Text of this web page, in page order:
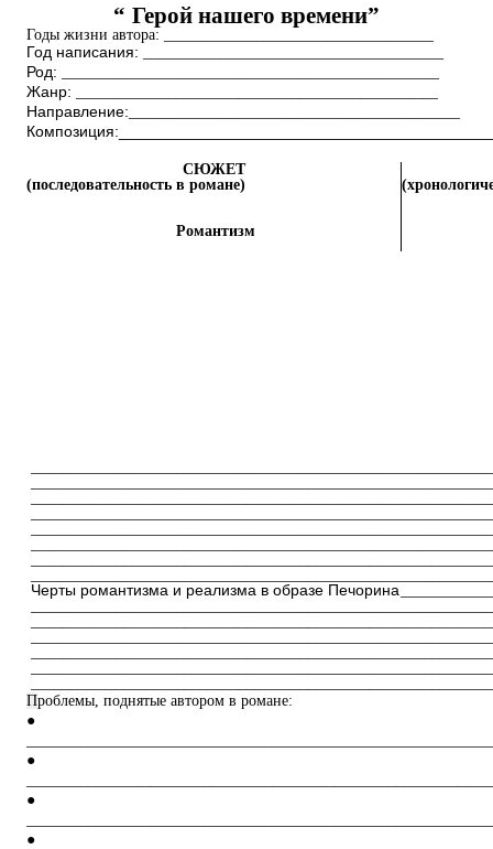
“ Герой нашего времени”
Годы жизни автора:
Год написания:
Род:
Жанр:
Направление:
СЮЖЕТ
(последовательность в романе) (
Романтизм
Черты романтизма и реализма в образе Печорина
Проблемы, поднятые автором в романе:
●
●
●
●